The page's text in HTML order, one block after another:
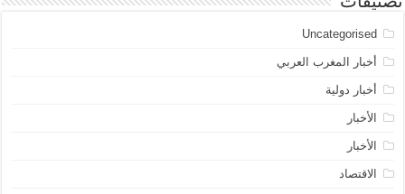
Uncategorised
أخبار المغرب العربي
أخبار دولية
الأخبار
الأخبار
الاقتصاد